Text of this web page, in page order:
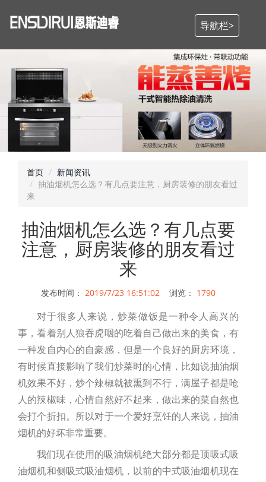
导航栏>
首页
新闻资讯
抽油烟机怎么选？有几点要注意，厨房装修的朋友看过
来
抽油烟机怎么选？有几点要
注意，厨房装修的朋友看过
来
发布时间： 2019/7/23 16:51:02 浏览： 1790
对于很多人来说，炒菜做饭是一种令人高兴的
事，看着别人狼吞虎咽的吃着自己做出来的美食，有
一种发自内心的自豪感，但是一个良好的厨房环境，
有时候直接影响了我们炒菜时的心情，比如说抽油烟
机效果不好，炒个辣椒就被熏到不行，满屋子都是呛
人的辣椒味，心情自然好不起来，做出来的菜自然也
会打个折扣。所以对于一个爱好烹饪的人来说，抽油
烟机的好坏非常重要。
我们现在使用的吸油烟机绝大部分都是顶吸式吸
油烟机和侧吸式吸油烟机，以前的中式吸油烟机现在